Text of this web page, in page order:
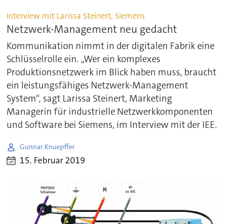
Interview mit Larissa Steinert, Siemens
Netzwerk-Management neu gedacht
Kommunikation nimmt in der digitalen Fabrik eine
Schlüsselrolle ein. „Wer ein komplexes
Produktionsnetzwerk im Blick haben muss, braucht
ein leistungsfähiges Netzwerk-Management
System“, sagt Larissa Steinert, Marketing
Managerin für industrielle Netzwerkkomponenten
und Software bei Siemens, im Interview mit der IEE.
Gunnar Knuepffer
15. Februar 2019